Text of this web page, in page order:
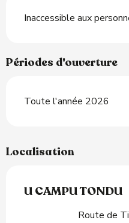
Inaccessible aux
Périodes d'ouverture
Toute l'année 2026
Localisation
U CAMPU TONDU
Route de